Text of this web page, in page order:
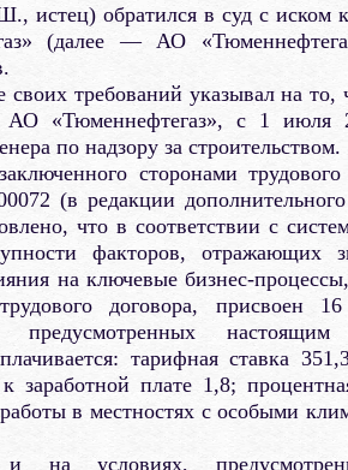
истец) обратился в суд с иском
(далее — АО
своих требований указывал на
АО «Тюменнефтегаз», с 1
по надзору за строительством.
сторонами
(в редакции
что в соответствии с
факторов, отражающих
на ключевые бизнес-
договора, присвоен
предусмотренных
тарифная ставка
заработной плате 1,8;
в местностях с особыми
на условиях,